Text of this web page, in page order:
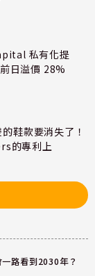
私有化提
日溢價 28%
鞋款要消失了！
的專利上
路看到2030年？